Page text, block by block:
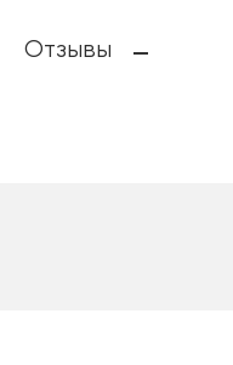
Отзывы